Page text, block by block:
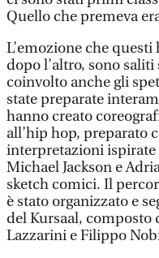
Quello che premeva
L’emozione che
dopo l’altro, sono
coinvolto anche gli
state preparate
hanno creato
all’hip hop, preparato
interpretazioni ispirate
Michael Jackson e
sketch comici. Il
è stato organizzato e
del Kursaal, composto
Lazzarini e Filippo